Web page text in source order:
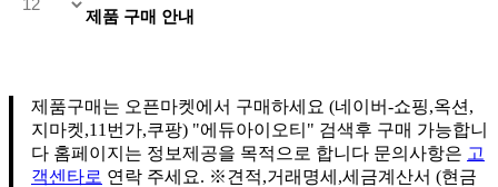
제품 구매 안내
제품구매는 오픈마켓에서 구매하세요 (네이버-쇼핑,옥션,
지마켓,11번가,쿠팡) "에듀아이오티" 검색후 구매 가능합니
다 홈페이지는 정보제공을 목적으로 합니다 문의사항은 고
객센타로 연락 주세요. ※견적,거래명세,세금계산서 (현금